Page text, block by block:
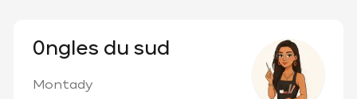
0ngles du sud
Montady